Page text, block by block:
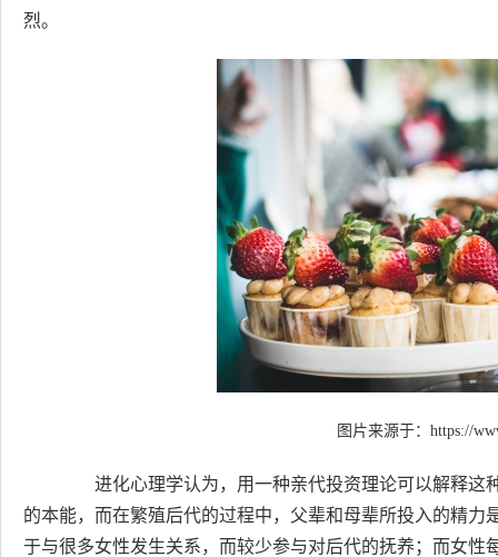
烈。
图片来源于： https://
进化心理学认为，用一种亲代投资理论可以解释这
的本能，而在繁殖后代的过程中，父辈和母辈所投入的精
于与很多女性发生关系，而较少参与对后代的抚养；而女